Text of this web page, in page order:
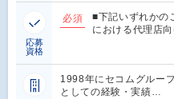
応募
資格
必須
■下記いずれかの
における代理店
1998年にセコムグルー
としての経験・実績…